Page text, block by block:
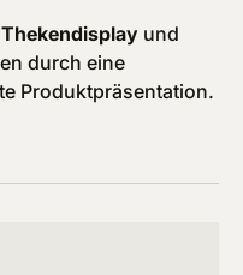
und
durch eine
Produktpräsentation.